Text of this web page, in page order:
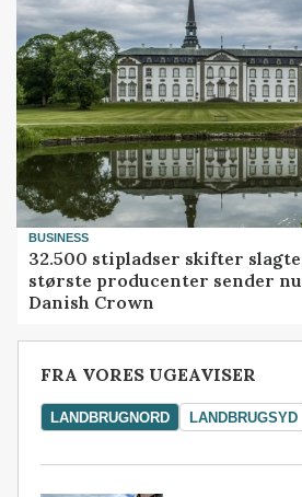
BUSINESS
32.500 stipladser skifter
største producenter sender
Danish Crown
FRA VORES UGEAVISER
LANDBRUGNORD LANDBRUGSYD